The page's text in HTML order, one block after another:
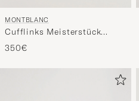
MONTBLANC
Cufflinks Meisterstück
Black
350€